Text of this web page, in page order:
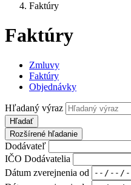
Faktúry
Faktúry
Zmluvy
Faktúry
Objednávky
Hľadaný výraz
Hľadať
Rozšírené hľadanie
Dodávateľ
IČO Dodávatelia
Dátum zverejnenia od